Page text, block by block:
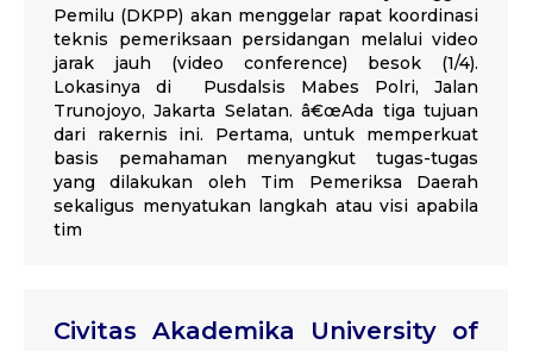
Pemilu (DKPP) akan menggelar rapat koordinasi
teknis pemeriksaan persidangan melalui video
jarak jauh (video conference) besok (1/4).
Lokasinya di Pusdalsis Mabes Polri, Jalan
Trunojoyo, Jakarta Selatan. â€œAda tiga tujuan
dari rakernis ini. Pertama, untuk memperkuat
basis pemahaman menyangkut tugas-tugas
yang dilakukan oleh Tim Pemeriksa Daerah
sekaligus menyatukan langkah atau visi apabila
tim
Civitas Akademika University of